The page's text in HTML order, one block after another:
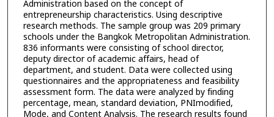
Administration based on the concept of
entrepreneurship characteristics. Using descriptive
research methods. The sample group was 209 primary
schools under the Bangkok Metropolitan Administration.
836 informants were consisting of school director,
deputy director of academic affairs, head of
department, and student. Data were collected using
questionnaires and the appropriateness and feasibility
assessment form. The data were analyzed by finding
percentage, mean, standard deviation, PNImodified,
Mode, and Content Analysis. The research results found